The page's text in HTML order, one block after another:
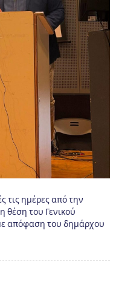
τις ημέρες από την
θέση του Γενικού
απόφαση του δημάρχου